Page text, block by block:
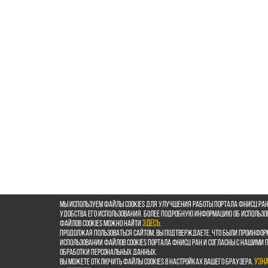
Мы используем файлы cookies для улучшения работы портала ФНИСЦ
удобства его использования. Более подробную информацию об
файлов cookies можно найтиздесь.
Продолжая пользоваться сайтом, Вы подтверждаете, что были
использовании файлов cookies портала ФНИСЦ РАН и согласны с нашими
обработки персональных данных.
Вы можете отключить файлы cookies в настройках Вашего браузера.